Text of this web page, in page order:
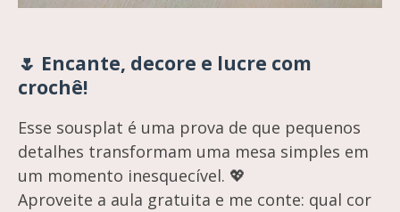
🌷 Encante, decore e lucre com
crochê!
Esse sousplat é uma prova de que pequenos
detalhes transformam uma mesa simples em
um momento inesquecível. 💖
Aproveite a aula gratuita e me conte: qual cor